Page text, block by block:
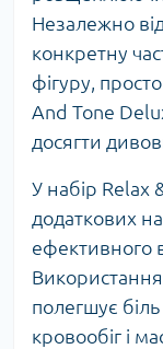
Незалежно
конкретну
фігуру,
And Tone
досягти
У набір Relax
додаткових
ефективного
полегшує
кровообіг і